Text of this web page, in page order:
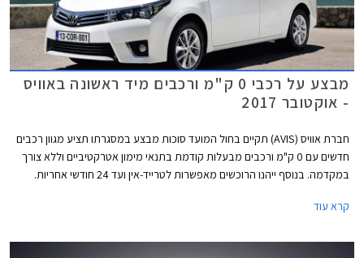
מבצע על רכבי 0 ק"מ ורכבים מיד ראשונה באוויס
- אוקטובר 2017
חברת אוויס (AVIS) תקיים בחול המועד סוכות מבצע במסגרתו תציע מגוון רכבים
חדשים עם 0 ק"מ ורכבים מבעלות קודמת בתנאי מימון אטרקטיביים וללא צורך
במקדמה. בנוסף ייהנו הרוכשים מאפשרות לטרייד-אין ועד 24 חודשי אחריות.
קרא עוד